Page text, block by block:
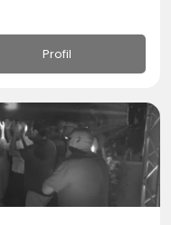
Profil